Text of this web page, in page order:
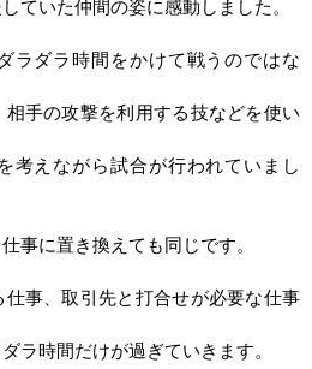
ていた仲間の姿に感動しました。
ラダラ時間をかけて戦うのではな
手の攻撃を利用する技などを使い
考えながら試合が行われていまし
事に置き換えても同じです。
事、取引先と打合せが必要な仕事
ラ時間だけが過ぎていきます。